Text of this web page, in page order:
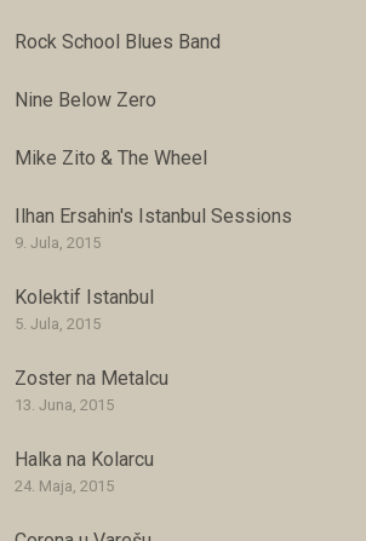
Rock School Blues Band
Nine Below Zero
Mike Zito & The Wheel
Ilhan Ersahin's Istanbul Sessions
9. Jula, 2015
Kolektif Istanbul
5. Jula, 2015
Zoster na Metalcu
13. Juna, 2015
Halka na Kolarcu
24. Maja, 2015